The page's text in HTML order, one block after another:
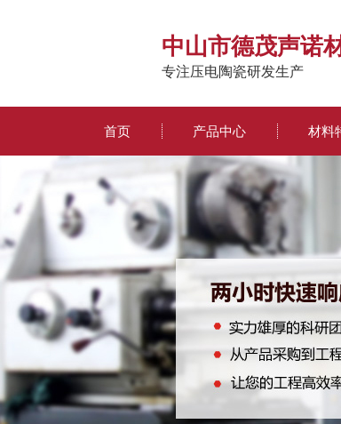
中山市德茂声诺
专注压电陶瓷研发生产
首页 产品中心 材料